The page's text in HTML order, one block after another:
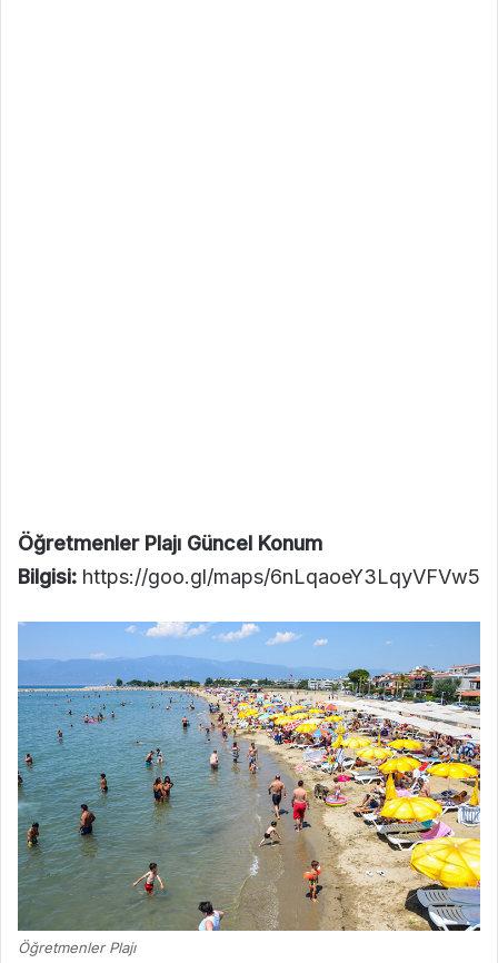
Öğretmenler Plajı Güncel Konum
Bilgisi: https://goo.gl/maps/6nLqaoeY3LqyVFVw5
Öğretmenler Plajı